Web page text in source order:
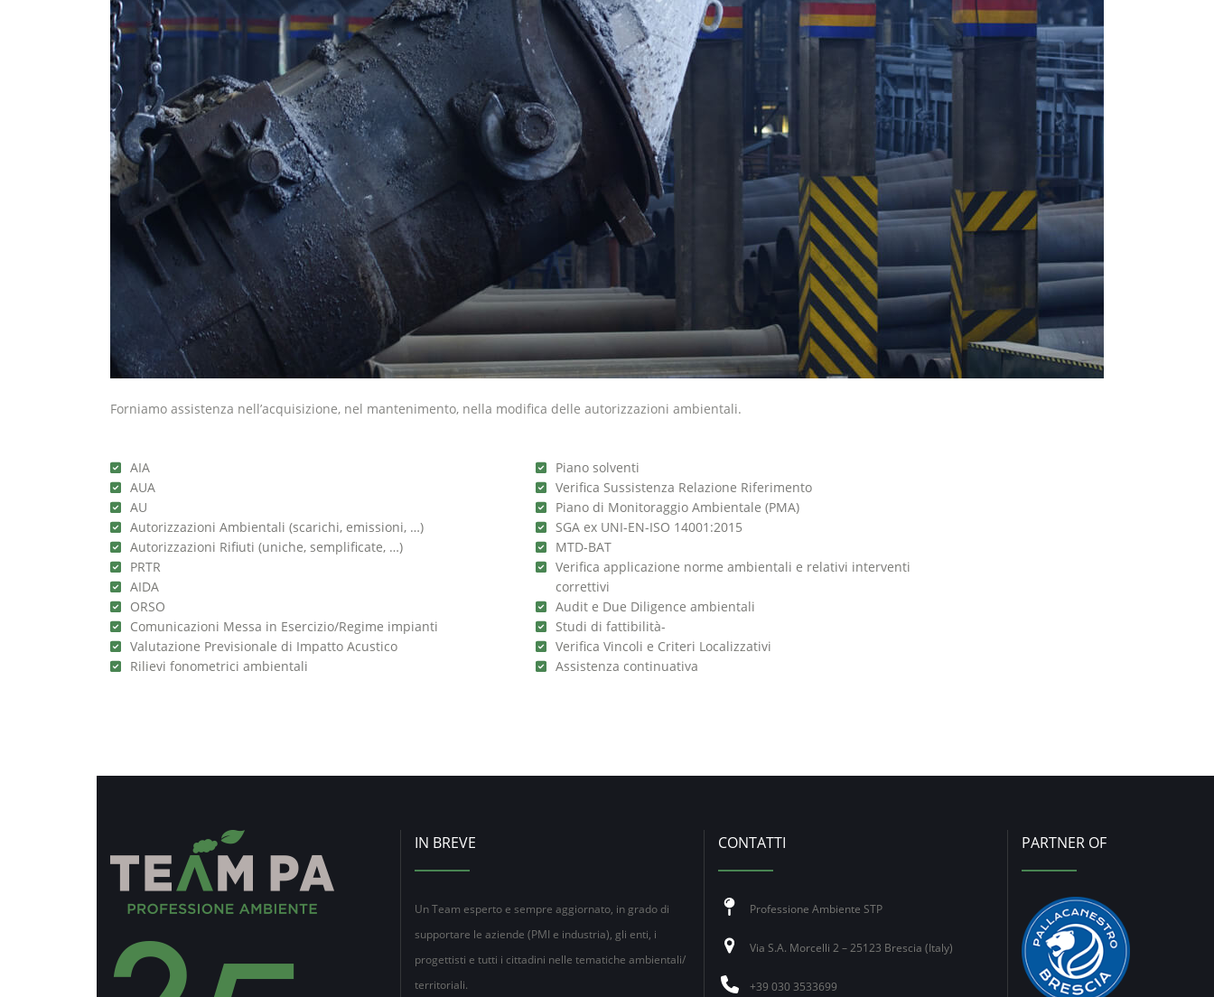
Forniamo assistenza nell’acquisizione, nel mantenimento, nella modifica delle autorizzazioni ambientali.
AIA
AUA
AU
Autorizzazioni Ambientali (scarichi, emissioni, …)
Autorizzazioni Rifiuti (uniche, semplificate, …)
PRTR
AIDA
ORSO
Comunicazioni Messa in Esercizio/Regime impianti
Valutazione Previsionale di Impatto Acustico
Rilievi fonometrici ambientali
Piano solventi
Verifica Sussistenza Relazione Riferimento
Piano di Monitoraggio Ambientale (PMA)
SGA ex UNI-EN-ISO 14001:2015
MTD-BAT
Verifica applicazione norme ambientali e relativi interventi
correttivi
Audit e Due Diligence ambientali
Studi di fattibilità-
Verifica Vincoli e Criteri Localizzativi
Assistenza continuativa
IN BREVE
Un Team esperto e sempre aggiornato, in grado di
supportare le aziende (PMI e industria), gli enti, i
progettisti e tutti i cittadini nelle tematiche ambientali/
territoriali.
CONTATTI
Professione Ambiente STP
Via S.A. Morcelli 2 – 25123 Brescia (Italy)
+39 030 3533699
PARTNER OF